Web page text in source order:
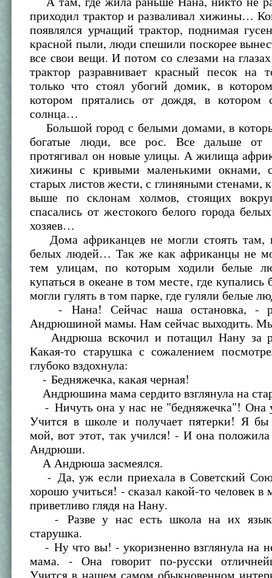
приходил трактор и разваливал хижины…
появлялся урчащий трактор, поднимая
красной пыли, люди спешили поскорее
все свои вещи. И потом со слезами на
трактор разравнивает красный песок на
только что стоял убогий домик, в
котором прятались от дождя, в котором
солнца…
Большой город с белыми домами, в
богатые люди, все рос. Все дальше от
протягивал он новые улицы. А жилища
хижины с кривыми маленькими окнами,
старых листов жести, с глиняными стенами,
выше по склонам холмов, стоящих
спасались от жестокого белого города
хозяев…
Дома африканцев не могли стоять там,
белых людей… Так же как африканцы не
тем улицам, по которым ходили белые
купаться в океане в том месте, где
могли гулять в том парке, где гуляли белые
- Нана! Сейчас наша остановка, -
Андрюшиной мамы. Нам сейчас выходить.
Андрюша вскочил и потащил Нану за
Какая-то старушка с сожалением
глубоко вздохнула:
- Бедняжечка, какая черная!
Андрюшина мама сердито взглянула на
- Ничуть она у нас не "бедняжечка"! Она
Учится в школе и получает пятерки! Я бы
мой, вот этот, так учился! - И она
Андрюши.
А Андрюша засмеялся.
- Да, уж если приехала в Советский
хорошо учиться! - сказал какой-то человек в
приветливо глядя на Нану.
- Разве у нас есть школа на их
старушка.
- Ну что вы! - укоризненно взглянула на
мама. - Она говорит по-русски
Учится в нашем самом обыкновенном